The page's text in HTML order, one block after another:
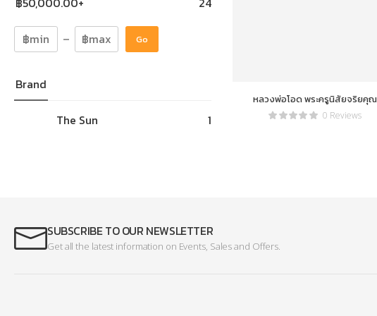
Go
Brand
The Sun 1
หลวงพ่อโอด พระครูนิสัยจริยคุณ
(วิสุทธิ์ ปัญญาธโร) วัดจันเสน
0 Reviews
SUBSCRIBE TO OUR NEWSLETTER
Get all the latest information on Events, Sales and Offers.